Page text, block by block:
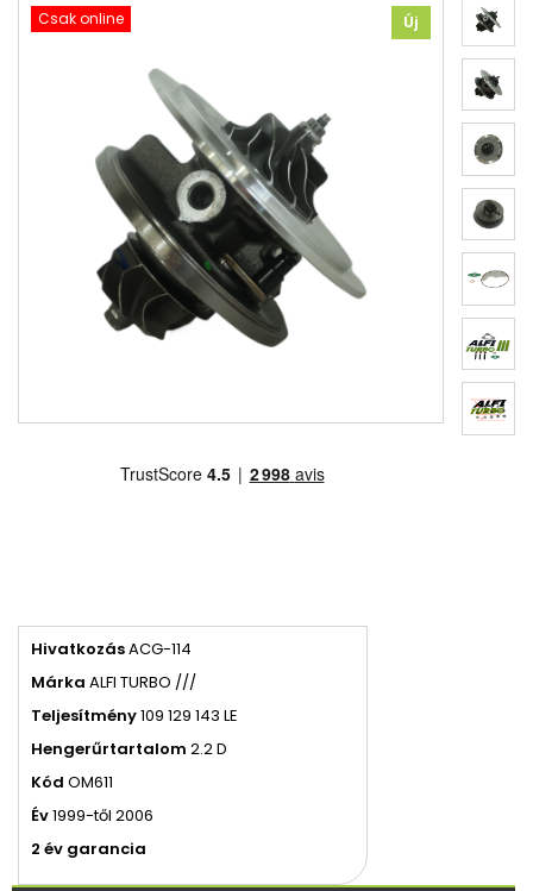
Csak online Új
HivatkozásACG-114
Márka ALFI TURBO ///
Teljesítmény109 129 143 LE
Hengerűrtartalom 2.2 D
Kód OM611
Év1999-től 2006
2 év garancia